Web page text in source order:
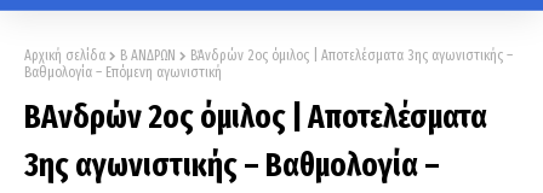
Αρχική σελίδα Β ΑΝΔΡΩΝ
Β΄Ανδρών 2ος όμιλος | Αποτελέσματα 3ης αγωνιστικής –
Βαθμολογία – Επόμενη αγωνιστική
Β΄Ανδρών 2ος όμιλος | Αποτελέσματα
3ης αγωνιστικής – Βαθμολογία –